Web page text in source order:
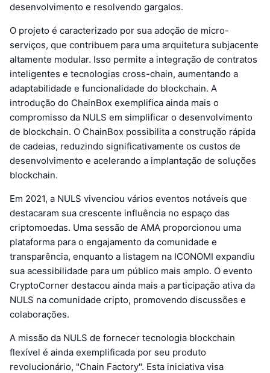
desenvolvimento e resolvendo gargalos.
O projeto é caracterizado por sua adoção de micro-
serviços, que contribuem para uma arquitetura subjacente
altamente modular. Isso permite a integração de contratos
inteligentes e tecnologias cross-chain, aumentando a
adaptabilidade e funcionalidade do blockchain. A
introdução do ChainBox exemplifica ainda mais o
compromisso da NULS em simplificar o desenvolvimento
de blockchain. O ChainBox possibilita a construção rápida
de cadeias, reduzindo significativamente os custos de
desenvolvimento e acelerando a implantação de soluções
blockchain.
Em 2021, a NULS vivenciou vários eventos notáveis que
destacaram sua crescente influência no espaço das
criptomoedas. Uma sessão de AMA proporcionou uma
plataforma para o engajamento da comunidade e
transparência, enquanto a listagem na ICONOMI expandiu
sua acessibilidade para um público mais amplo. O evento
CryptoCorner destacou ainda mais a participação ativa da
NULS na comunidade cripto, promovendo discussões e
colaborações.
A missão da NULS de fornecer tecnologia blockchain
flexível é ainda exemplificada por seu produto
revolucionário, "Chain Factory". Esta iniciativa visa